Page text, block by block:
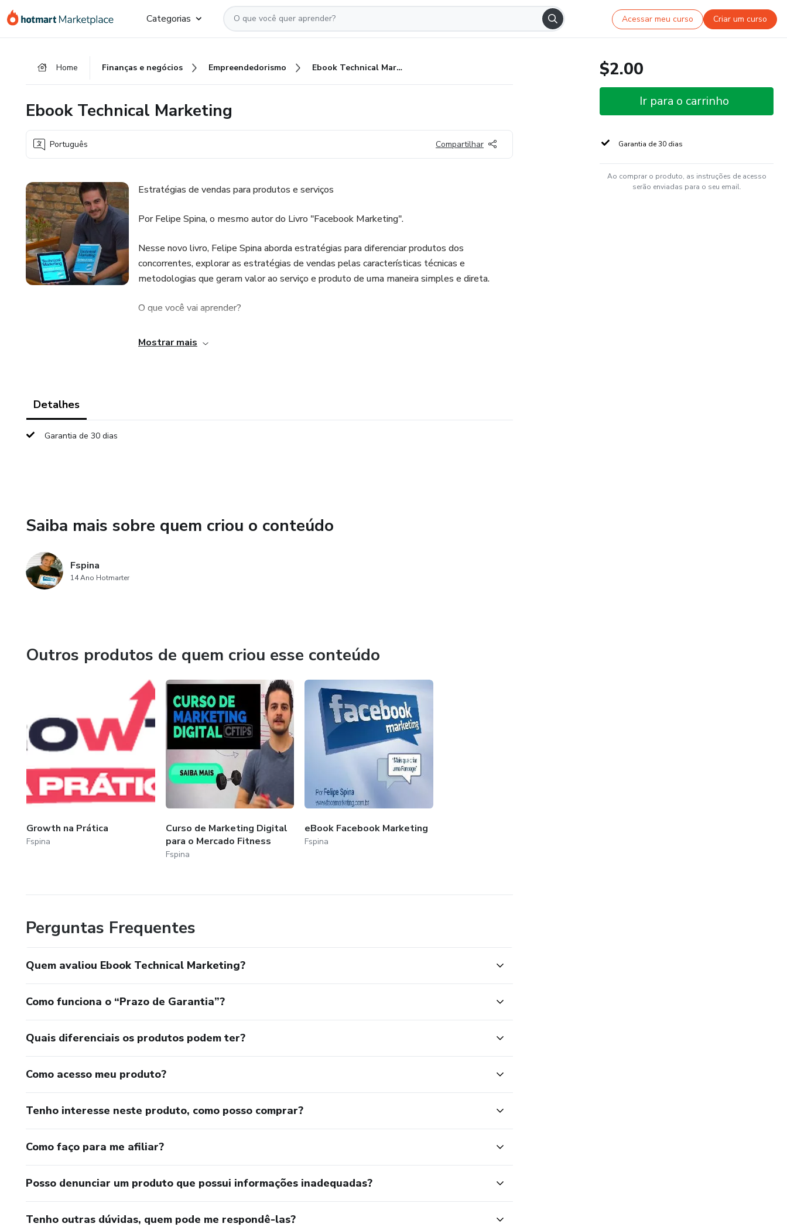
para
para
para
Categorias Acessar meu curso Criar um curso
Home Finanças e negócios Empreendedorismo Ebook Technical Marketing
Ebook Technical Marketing
Português Compartilhar
Estratégias de vendas para produtos e serviços
Por Felipe Spina, o mesmo autor do Livro "Facebook Marketing".
Nesse novo livro, Felipe Spina aborda estratégias para diferenciar produtos dos
concorrentes, explorar as estratégias de vendas pelas características técnicas e
metodologias que geram valor ao serviço e produto de uma maneira simples e direta.
O que você vai aprender?
Uma versão mais holística, para ajudar pessoas que ainda não estão totalmente con?ante
Como obter melhores resultados em vendas e como realizar uma e?ciente comparação
Mostrar mais
Detalhes
Garantia de 30 dias
Saiba mais sobre quem criou o conteúdo
Fspina
14 Ano Hotmarter
Outros produtos de quem criou esse conteúdo
Growth na Prática
Fspina
Curso de Marketing Digital
para o Mercado Fitness
Fspina
eBook Facebook Marketing
Fspina
Perguntas Frequentes
Quem avaliou Ebook Technical Marketing?
Como funciona o “Prazo de Garantia”?
Quais diferenciais os produtos podem ter?
Como acesso meu produto?
Tenho interesse neste produto, como posso comprar?
Como faço para me afiliar?
Posso denunciar um produto que possui informações inadequadas?
Tenho outras dúvidas, quem pode me respondê-las?
$2.00
Ir para o carrinho
Garantia de 30 dias
Ao comprar o produto, as instruções de acesso
serão enviadas para o seu email.